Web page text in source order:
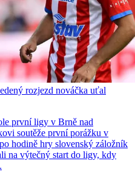
rozjezd nováčka uťal
první ligy v Brně nad
soutěže první porážku v
hodině hry slovenský záložník
na výtečný start do ligy, kdy